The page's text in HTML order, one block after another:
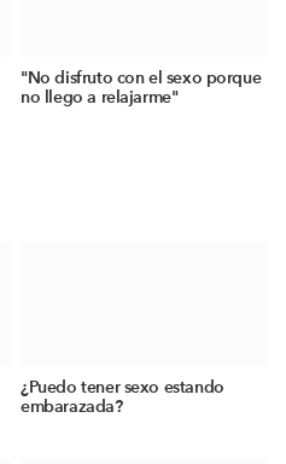
"No disfruto con el sexo porque
no llego a relajarme"
¿Puedo tener sexo estando
embarazada?